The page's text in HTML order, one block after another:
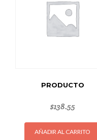
PRODUCTO
$138.55
AÑADIR AL CARRITO